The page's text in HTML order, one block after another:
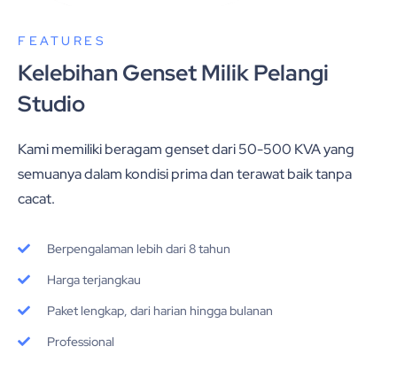
FEATURES
Kelebihan Genset Milik Pelangi
Studio
Kami memiliki beragam genset dari 50-500 KVA yang
semuanya dalam kondisi prima dan terawat baik tanpa
cacat.
Berpengalaman lebih dari 8 tahun
Harga terjangkau
Paket lengkap, dari harian hingga bulanan
Professional